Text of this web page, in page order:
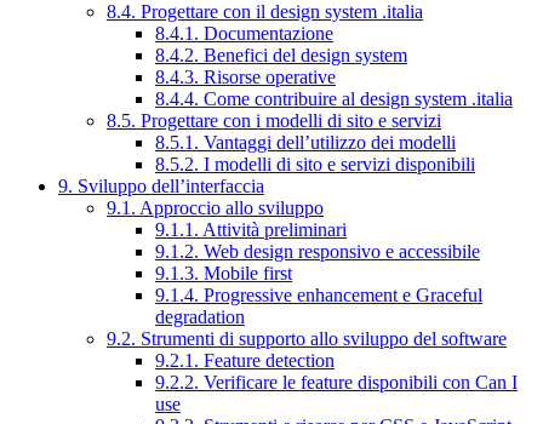
8.4. Progettare con il design system .italia
8.4.1. Documentazione
8.4.2. Benefici del design system
8.4.3. Risorse operative
8.4.4. Come contribuire al design system .italia
8.5. Progettare con i modelli di sito e servizi
8.5.1. Vantaggi dell’utilizzo dei modelli
8.5.2. I modelli di sito e servizi disponibili
9. Sviluppo dell’interfaccia
9.1. Approccio allo sviluppo
9.1.1. Attività preliminari
9.1.2. Web design responsivo e accessibile
9.1.3. Mobile first
9.1.4. Progressive enhancement e Graceful
degradation
9.2. Strumenti di supporto allo sviluppo del software
9.2.1. Feature detection
9.2.2. Verificare le feature disponibili con Can I
use